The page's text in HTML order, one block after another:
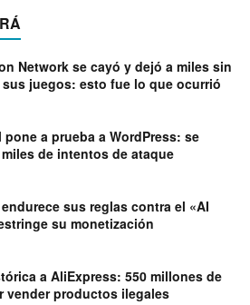
Network se cayó y dejó a miles sin
sus juegos: esto fue lo que ocurrió
pone a prueba a WordPress: se
de intentos de ataque
sus reglas contra el «AI
su monetización
a AliExpress: 550 millones de
vender productos ilegales